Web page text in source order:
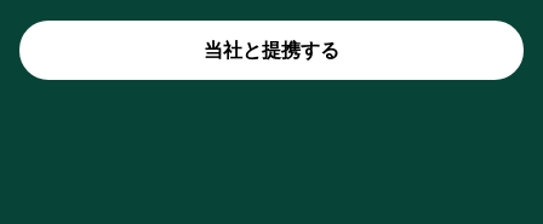
当社と提携する